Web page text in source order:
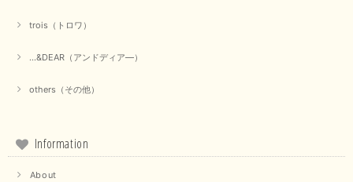
trois（トロワ）
...&DEAR（アンドディア―）
others（その他）
Information
About